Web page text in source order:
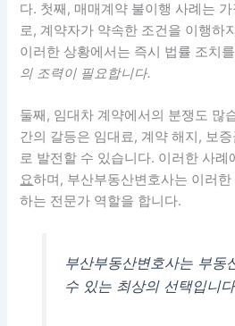
다. 첫째, 매매계약 불이행 사례는
로, 계약자가 약속한 조건을 이행하
이러한 상황에서는 즉시 법률 조치
의 조력이 필요합니다.
둘째, 임대차 계약에서의 분쟁도 많
간의 갈등은 임대료, 계약 해지, 보
로 발전할 수 있습니다. 이러한 사례
요하며, 부산부동산변호사는 이러
하는 전문가 역할을 합니다.
부산부동산변호사는 부동
수 있는 최상의 선택입니